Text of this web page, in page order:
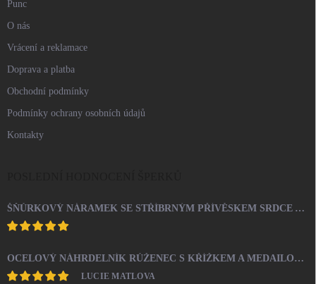
Punc
O nás
Vrácení a reklamace
Doprava a platba
Obchodní podmínky
Podmínky ochrany osobních údajů
Kontakty
ŠŇŮRKOVÝ NÁRAMEK SE STŘÍBRNÝM PŘÍVĚSKEM SRDCE A KRYSTALY SWAROVSKI CRYSTAL (STŘÍBRO 925/1000)
OCELOVÝ NÁHRDELNÍK RŮŽENEC S KŘÍŽKEM A MEDAILONEM
LUCIE MATLOVA